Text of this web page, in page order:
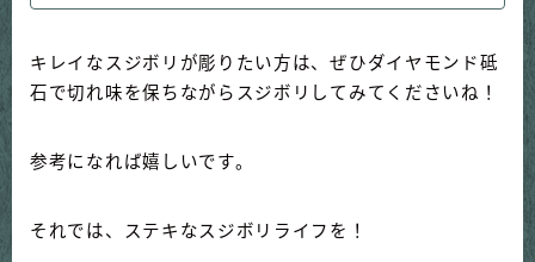
キレイなスジボリが彫りたい方は、ぜひダイヤモンド砥
石で切れ味を保ちながらスジボリしてみてくださいね！
参考になれば嬉しいです。
それでは、ステキなスジボリライフを！